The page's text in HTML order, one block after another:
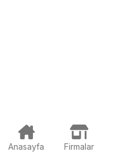
Anasayfa Firmalar